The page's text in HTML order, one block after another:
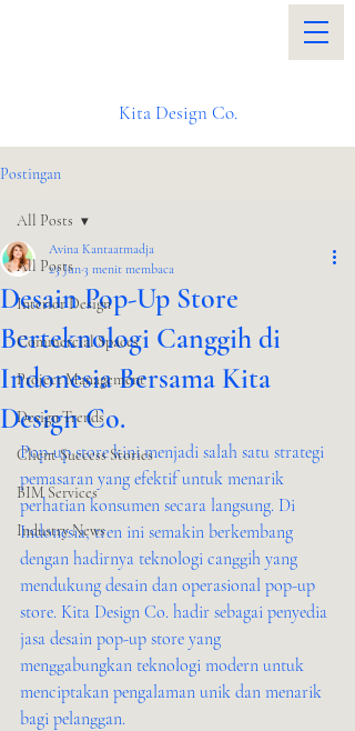
Kita Design Co.
Postingan
All Posts
Interior Design
Commercial Spaces
Project Management
Design Trends
Client Success Stories
BIM Services
Industry News
All Posts
Desain Pop-Up Store
Berteknologi Canggih di
Indonesia Bersama Kita
Design Co.
Avina Kantaatmadja
23 Jun3 menit membaca
Pop-up store kini menjadi salah satu strategi
pemasaran yang efektif untuk menarik
perhatian konsumen secara langsung. Di
Indonesia, tren ini semakin berkembang
dengan hadirnya teknologi canggih yang
mendukung desain dan operasional pop-up
store. Kita Design Co. hadir sebagai penyedia
jasa desain pop-up store yang
menggabungkan teknologi modern untuk
menciptakan pengalaman unik dan menarik
bagi pelanggan.